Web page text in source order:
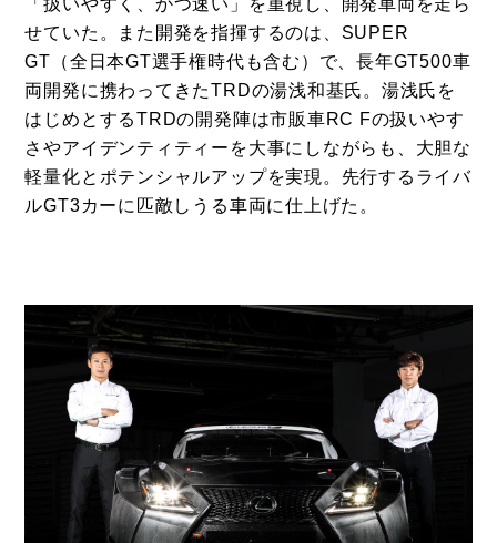
「扱いやすく、かつ速い」を重視し、開発車両を走ら
せていた。また開発を指揮するのは、SUPER
GT（全日本GT選手権時代も含む）で、長年GT500車
両開発に携わってきたTRDの湯浅和基氏。湯浅氏を
はじめとするTRDの開発陣は市販車RC Fの扱いやす
さやアイデンティティーを大事にしながらも、大胆な
軽量化とポテンシャルアップを実現。先行するライバ
ルGT3カーに匹敵しうる車両に仕上げた。